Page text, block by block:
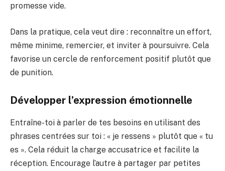
promesse vide.
Dans la pratique, cela veut dire : reconnaître un effort,
même minime, remercier, et inviter à poursuivre. Cela
favorise un cercle de renforcement positif plutôt que
de punition.
Développer l’expression émotionnelle
Entraîne-toi à parler de tes besoins en utilisant des
phrases centrées sur toi : « je ressens » plutôt que « tu
es ». Cela réduit la charge accusatrice et facilite la
réception. Encourage l’autre à partager par petites